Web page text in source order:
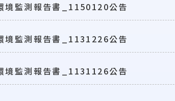
境監測報告書_1150120公告
境監測報告書_1131226公告
境監測報告書_1131126公告